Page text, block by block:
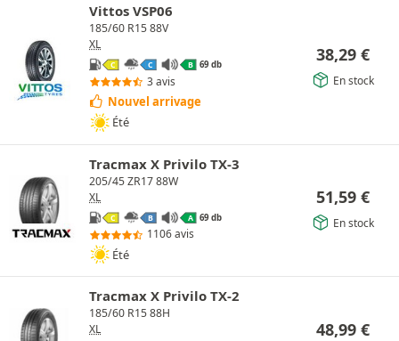
Vittos VSP06
185/60 R15 88V
XL
C C B 69 db
3 avis
Nouvel arrivage
Été
38,29 €
En stock
Tracmax X Privilo TX-3
205/45 ZR17 88W
XL
C B A 69 db
1106 avis
Été
51,59 €
En stock
Tracmax X Privilo TX-2
185/60 R15 88H
XL
48,99 €